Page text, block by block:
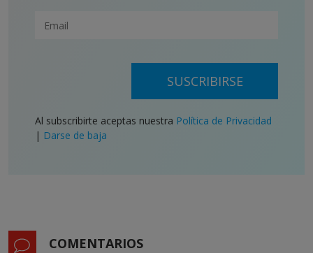
SUSCRIBIRSE
Al subscribirte aceptas nuestra Política de Privacidad
| Darse de baja
COMENTARIOS